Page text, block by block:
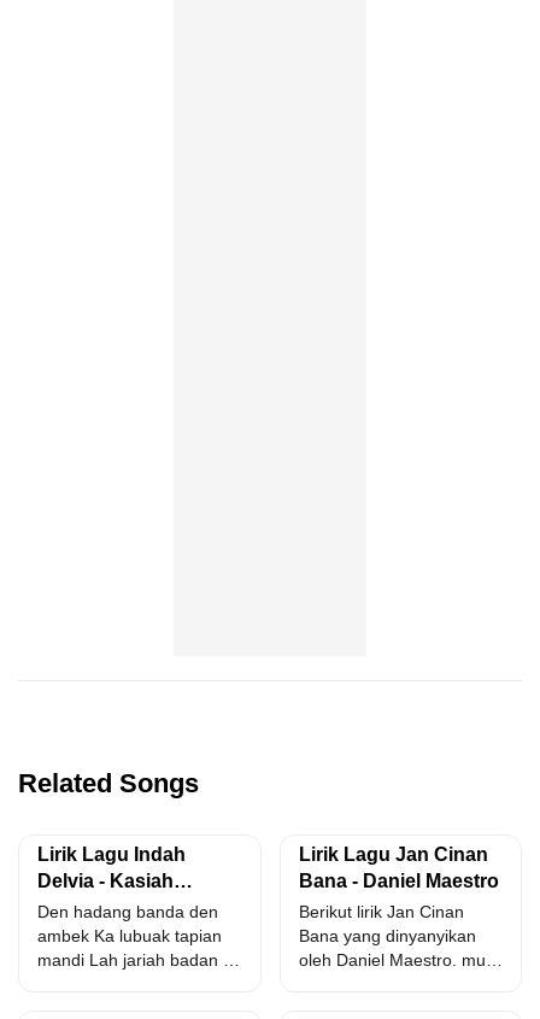
Related Songs
Lirik Lagu Indah
Delvia - Kasiah
Malarai Janji
Den hadang banda den
ambek Ka lubuak tapian
mandi Lah jariah badan ko
Lirik Lagu Jan Cinan
Bana - Daniel Maestro
Berikut lirik Jan Cinan
Bana yang dinyanyikan
oleh Daniel Maestro. mulo